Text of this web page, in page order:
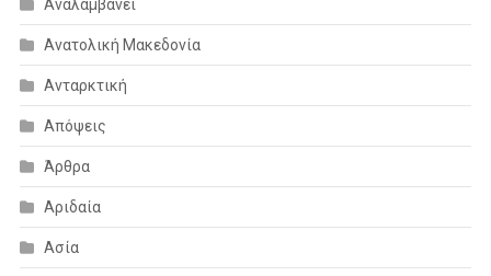
Αναλαμβάνει
Ανατολική Μακεδονία
Ανταρκτική
Απόψεις
Άρθρα
Αριδαία
Ασία